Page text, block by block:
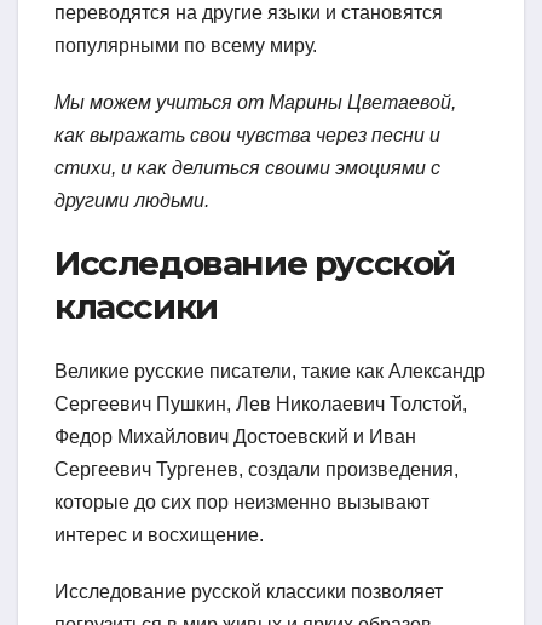
переводятся на другие языки и становятся
популярными по всему миру.
Мы можем учиться от Марины Цветаевой,
как выражать свои чувства через песни и
стихи, и как делиться своими эмоциями с
другими людьми.
Исследование русской
классики
Великие русские писатели, такие как Александр
Сергеевич Пушкин, Лев Николаевич Толстой,
Федор Михайлович Достоевский и Иван
Сергеевич Тургенев, создали произведения,
которые до сих пор неизменно вызывают
интерес и восхищение.
Исследование русской классики позволяет